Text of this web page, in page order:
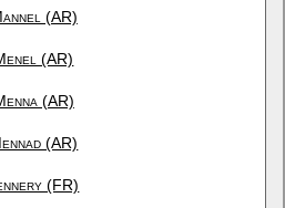
(AR)
(AR)
(AR)
(AR)
(FR)